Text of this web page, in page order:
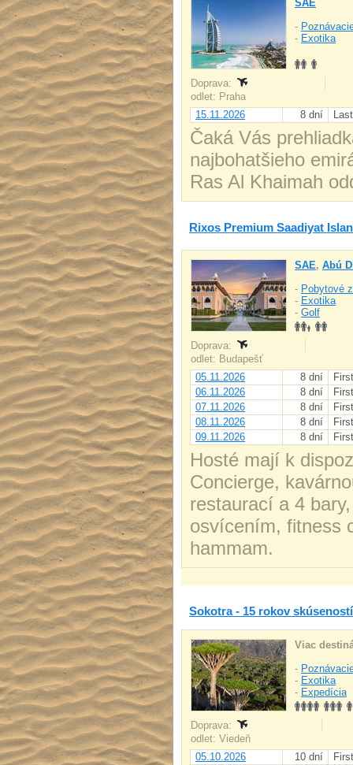
SAE
-
- Exotika
Doprava:
odlet: Praha
15.11.2026
8 dní
Čaká Vás
najbohatšieho
Ras Al Khaimah
Rixos Premium Saadiyat
SAE, Abú
- Pobytové
- Exotika
- Golf
Doprava:
odlet: Budapešť
05.11.2026
8 dní
06.11.2026
8 dní
07.11.2026
8 dní
08.11.2026
8 dní
09.11.2026
8 dní
Hosté mají k
Concierge,
restaurací a 4
osvícením, fitness
hammam.
Sokotra - 15 rokov skúseností
Viac
-
- Exotika
- Expedícia
Doprava:
odlet: Viedeň
05.10.2026
10 dní